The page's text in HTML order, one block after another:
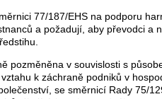
77/187/EHS na podporu
a požadují, aby převodci a
pozměněna v souvislosti s
k záchraně podniků v
se směrnicí Rady 75/
+náhrady